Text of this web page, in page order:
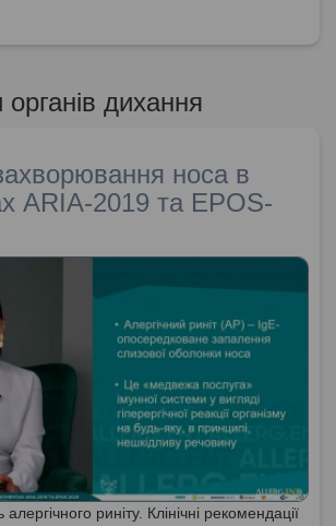
дихання
носа в
ARIA-2019 та EPOS-
риніту. Клінічні рекомендації